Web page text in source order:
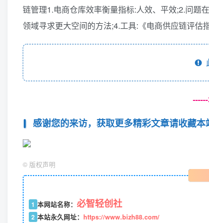
链管理1.电商仓库效率衡量指标:人效、平效;2.问题
领域寻求更大空间的方法;4.工具:《电商供应链评估
感谢您的来访，获取更多精彩文章请收藏本
© 版权声明
1 本网站名称： 必智轻创社
2 本站永久网址： https://www.bizh88.com/